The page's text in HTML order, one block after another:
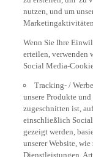
nutzen, und um
erteilen, verwenden
Social Media-
unsere Produkte
zugeschnitten ist,
einschließlich
gezeigt werden,
unserer Website,
Dienstleistungen,